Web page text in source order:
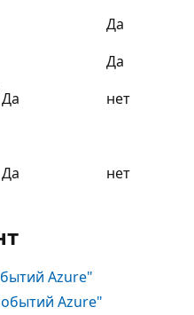
Да
Да
Да
нет
Да нет
Azure"
Azure"